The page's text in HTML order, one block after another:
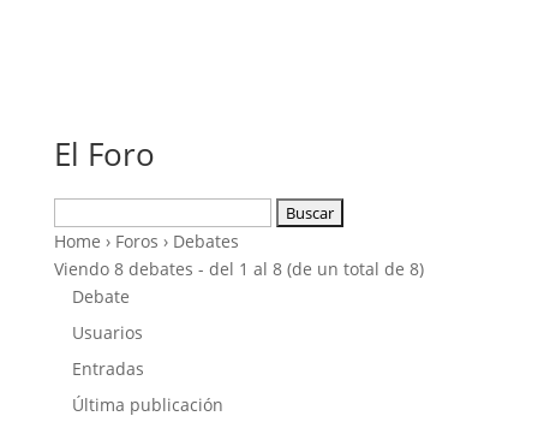
El Foro
Home › Foros › Debates
Viendo 8 debates - del 1 al 8 (de un total de 8)
Debate
Usuarios
Entradas
Última publicación